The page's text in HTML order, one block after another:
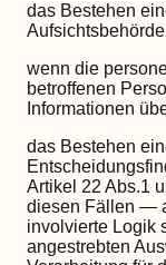
das Bestehen
Aufsichtsbehörde
wenn die
betroffenen
Informationen
das Bestehen
Artikel 22 Abs.1
diesen Fällen —
involvierte Logik
angestrebten